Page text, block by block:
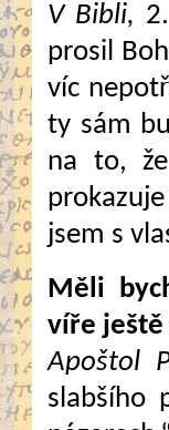
V Bibli,
prosil
víc
ty sám
na to,
jsem s
Měli
víře
Apoštol
slabšího